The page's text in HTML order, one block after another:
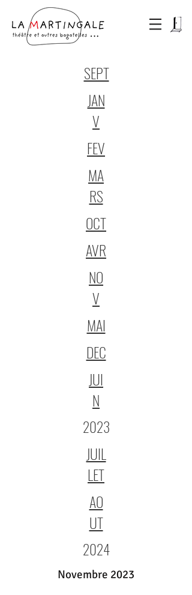
SEPT
JAN
V
FEV
MA
RS
OCT
AVR
NO
V
MAI
DEC
JUI
N
2023
JUIL
LET
AO
UT
2024
Novembre 2023